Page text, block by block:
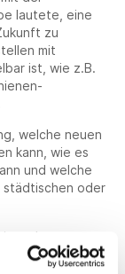
lautete, eine
zu
mit
ist, wie z.B.
welche neuen
kann, wie es
und welche
städtischen oder
der
und